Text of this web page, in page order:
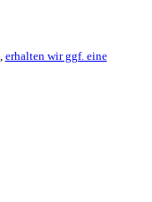
erhalten wir ggf. eine